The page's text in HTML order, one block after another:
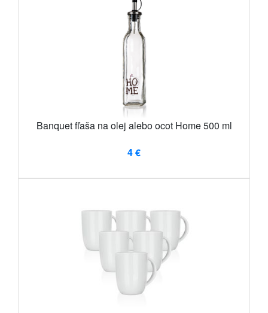
Banquet fľaša na olej alebo ocot Home 500 ml
4 €